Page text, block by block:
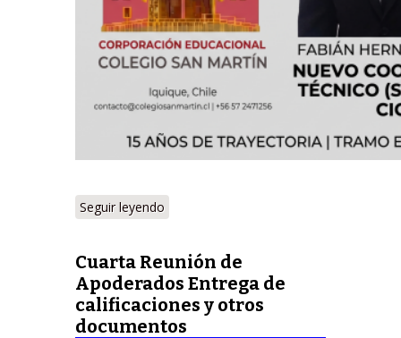
Seguir leyendo
Cuarta Reunión de
Apoderados Entrega de
calificaciones y otros
documentos